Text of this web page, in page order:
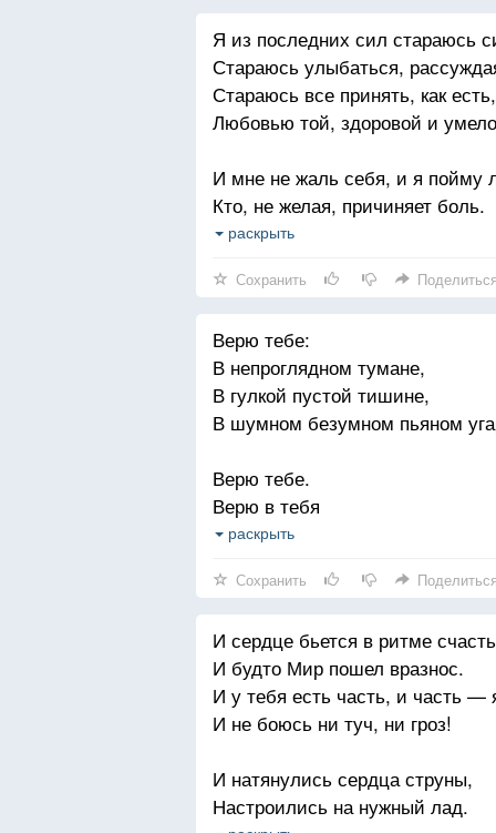
Я - всего лишь глупая
Выполняя свою обязанность,
Я люблю. У любви я в
Нездоровая эта привязанность.
Хоть бичуйте меня на площади!
Моя роль — мне по сердцу
Обреченностью загнанной
Я из последних сил стараюсь
Стараюсь улыбаться,
Стараюсь все принять, как
Любовью той, здоровой и
И мне не жаль себя, и я пойму
Кто, не желая, причиняет боль.
Но я иду одна вдоль темного
Я из последних сил стараюсь
Я рада, что никто-никто не знает,
Какой в душе таится дикий крик,
Когда я широко и часто
раскрыть
Сохранить Поделиться
Верю тебе:
В непроглядном тумане,
В гулкой пустой тишине,
В шумном безумном пьяном
Верю тебе.
Верю в тебя
В любые метели,
Дорогами ко спасенью —
Верю в тебя.
Верю словам.
Пусть в них много обмана,
Сердцу с душой снова я
Верю словам.
раскрыть
Сохранить Поделиться
И сердце бьется в ритме
И будто Мир пошел вразнос.
И у тебя есть часть, и часть —
И не боюсь ни туч, ни гроз!
И натянулись сердца струны,
Настроились на нужный лад.